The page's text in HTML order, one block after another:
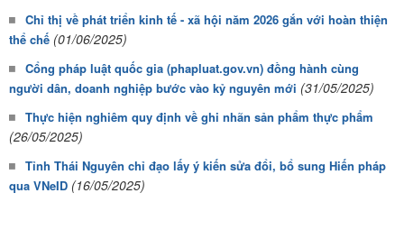
Chỉ thị về phát triển kinh tế - xã hội năm 2026 gắn với hoàn thiện
thể chế (01/06/2025)
Cổng pháp luật quốc gia (phapluat.gov.vn) đồng hành cùng
người dân, doanh nghiệp bước vào kỷ nguyên mới (31/05/2025)
Thực hiện nghiêm quy định về ghi nhãn sản phẩm thực phẩm
(26/05/2025)
Tỉnh Thái Nguyên chỉ đạo lấy ý kiến sửa đổi, bổ sung Hiến pháp
qua VNeID (16/05/2025)